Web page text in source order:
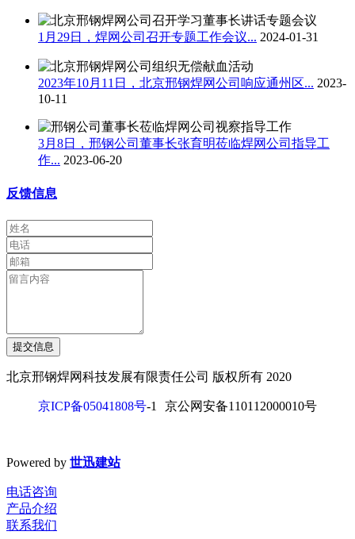
1月29日，焊网公司召开专题工作会议... 2024-01-31
2023年10月11日，北京邢钢焊网公司响应通州区... 2023-
10-11
3月8日，邢钢公司董事长张育明莅临焊网公司指导工
作... 2023-06-20
反馈信息
提交信息
北京邢钢焊网科技发展有限责任公司 版权所有 2020
京ICP备05041808号-1 京公网安备110112000010号
Powered by 世迅建站
电话咨询
产品介绍
联系我们